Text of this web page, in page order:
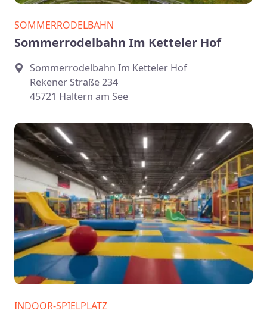
SOMMERRODELBAHN
Sommerrodelbahn Im Ketteler Hof
Sommerrodelbahn Im Ketteler Hof
Rekener Straße 234
45721 Haltern am See
INDOOR-SPIELPLATZ